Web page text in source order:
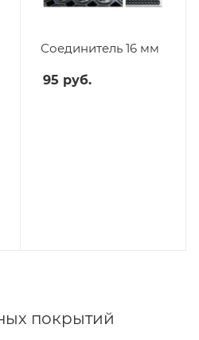
Соединитель 16 мм
95 руб.
покрытий